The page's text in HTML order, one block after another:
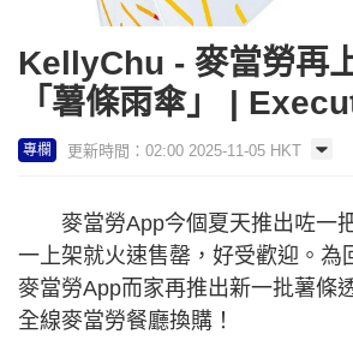
KellyChu - 麥當勞再
「薯條雨傘」 |
專欄 更新時間：02:00 2025-11-05 HKT
麥當勞App今個夏天推出咗一把
一上架就火速售罄，好受歡迎。為
麥當勞App而家再推出新一批薯條
全線麥當勞餐廳換購！